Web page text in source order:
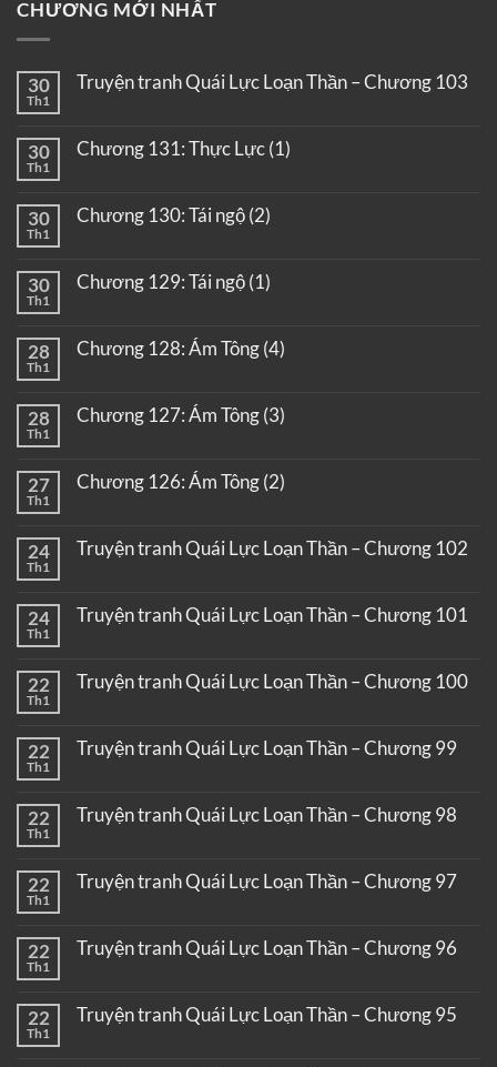
CHƯƠNG MỚI NHẤT
30
Th1
Truyện tranh Quái Lực Loạn Thần – Chương 103
30
Th1
Chương 131: Thực Lực (1)
30
Th1
Chương 130: Tái ngộ (2)
30
Th1
Chương 129: Tái ngộ (1)
28
Th1
Chương 128: Ám Tông (4)
28
Th1
Chương 127: Ám Tông (3)
27
Th1
Chương 126: Ám Tông (2)
24
Th1
Truyện tranh Quái Lực Loạn Thần – Chương 102
24
Th1
Truyện tranh Quái Lực Loạn Thần – Chương 101
22
Th1
Truyện tranh Quái Lực Loạn Thần – Chương 100
22
Th1
Truyện tranh Quái Lực Loạn Thần – Chương 99
22
Th1
Truyện tranh Quái Lực Loạn Thần – Chương 98
22
Th1
Truyện tranh Quái Lực Loạn Thần – Chương 97
22
Th1
Truyện tranh Quái Lực Loạn Thần – Chương 96
22
Th1
Truyện tranh Quái Lực Loạn Thần – Chương 95